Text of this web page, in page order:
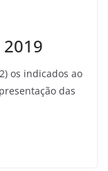
os indicados ao
das